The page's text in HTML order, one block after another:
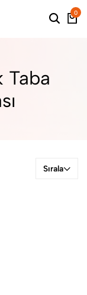
0
Taba
Sırala